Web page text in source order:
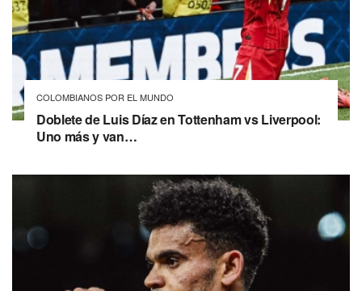
COLOMBIANOS POR EL MUNDO
Doblete de Luis Díaz en Tottenham vs Liverpool:
Uno más y van…